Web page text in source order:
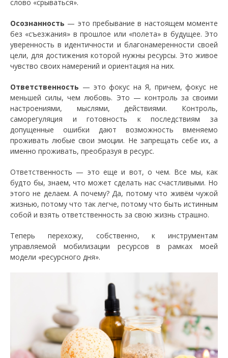
слово «срываться».
Осознанность — это пребывание в настоящем моменте
без «съезжания» в прошлое или «полета» в будущее. Это
уверенность в идентичности и благонамеренности своей
цели, для достижения которой нужны ресурсы. Это живое
чувство своих намерений и ориентация на них.
Ответственность — это фокус на Я, причем, фокус не
меньшей силы, чем любовь. Это — контроль за своими
настроениями, мыслями, действиями. Контроль,
саморегуляция и готовность к последствиям за
допущенные ошибки дают возможность вменяемо
проживать любые свои эмоции. Не запрещать себе их, а
именно проживать, преобразуя в ресурс.
Ответственность — это еще и вот, о чем. Все мы, как
будто бы, знаем, что может сделать нас счастливыми. Но
этого не делаем. А почему? Да, потому что живём чужой
жизнью, потому что так легче, потому что быть истинным
собой и взять ответственность за свою жизнь страшно.
Теперь перехожу, собственно, к инструментам
управляемой мобилизации ресурсов в рамках моей
модели «ресурсного дня».